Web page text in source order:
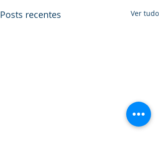
Posts recentes Ver tudo